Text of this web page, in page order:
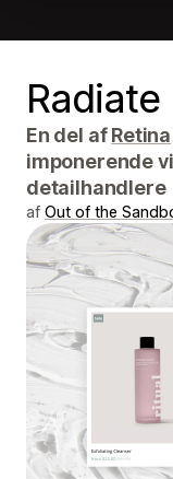
Radiate
En del afRetina
imponerende
detailhandlere
af Out of the